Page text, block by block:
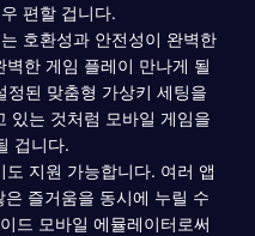
편할 겁니다.
호환성과 안전성이 완벽한
한 게임 플레이 만나게 될
정된 맞춤형 가상키 세팅을
있는 것처럼 모바일 게임을
겁니다.
지원 가능합니다. 여러 앱
즐거움을 동시에 누릴 수
드 모바일 에뮬레이터로써